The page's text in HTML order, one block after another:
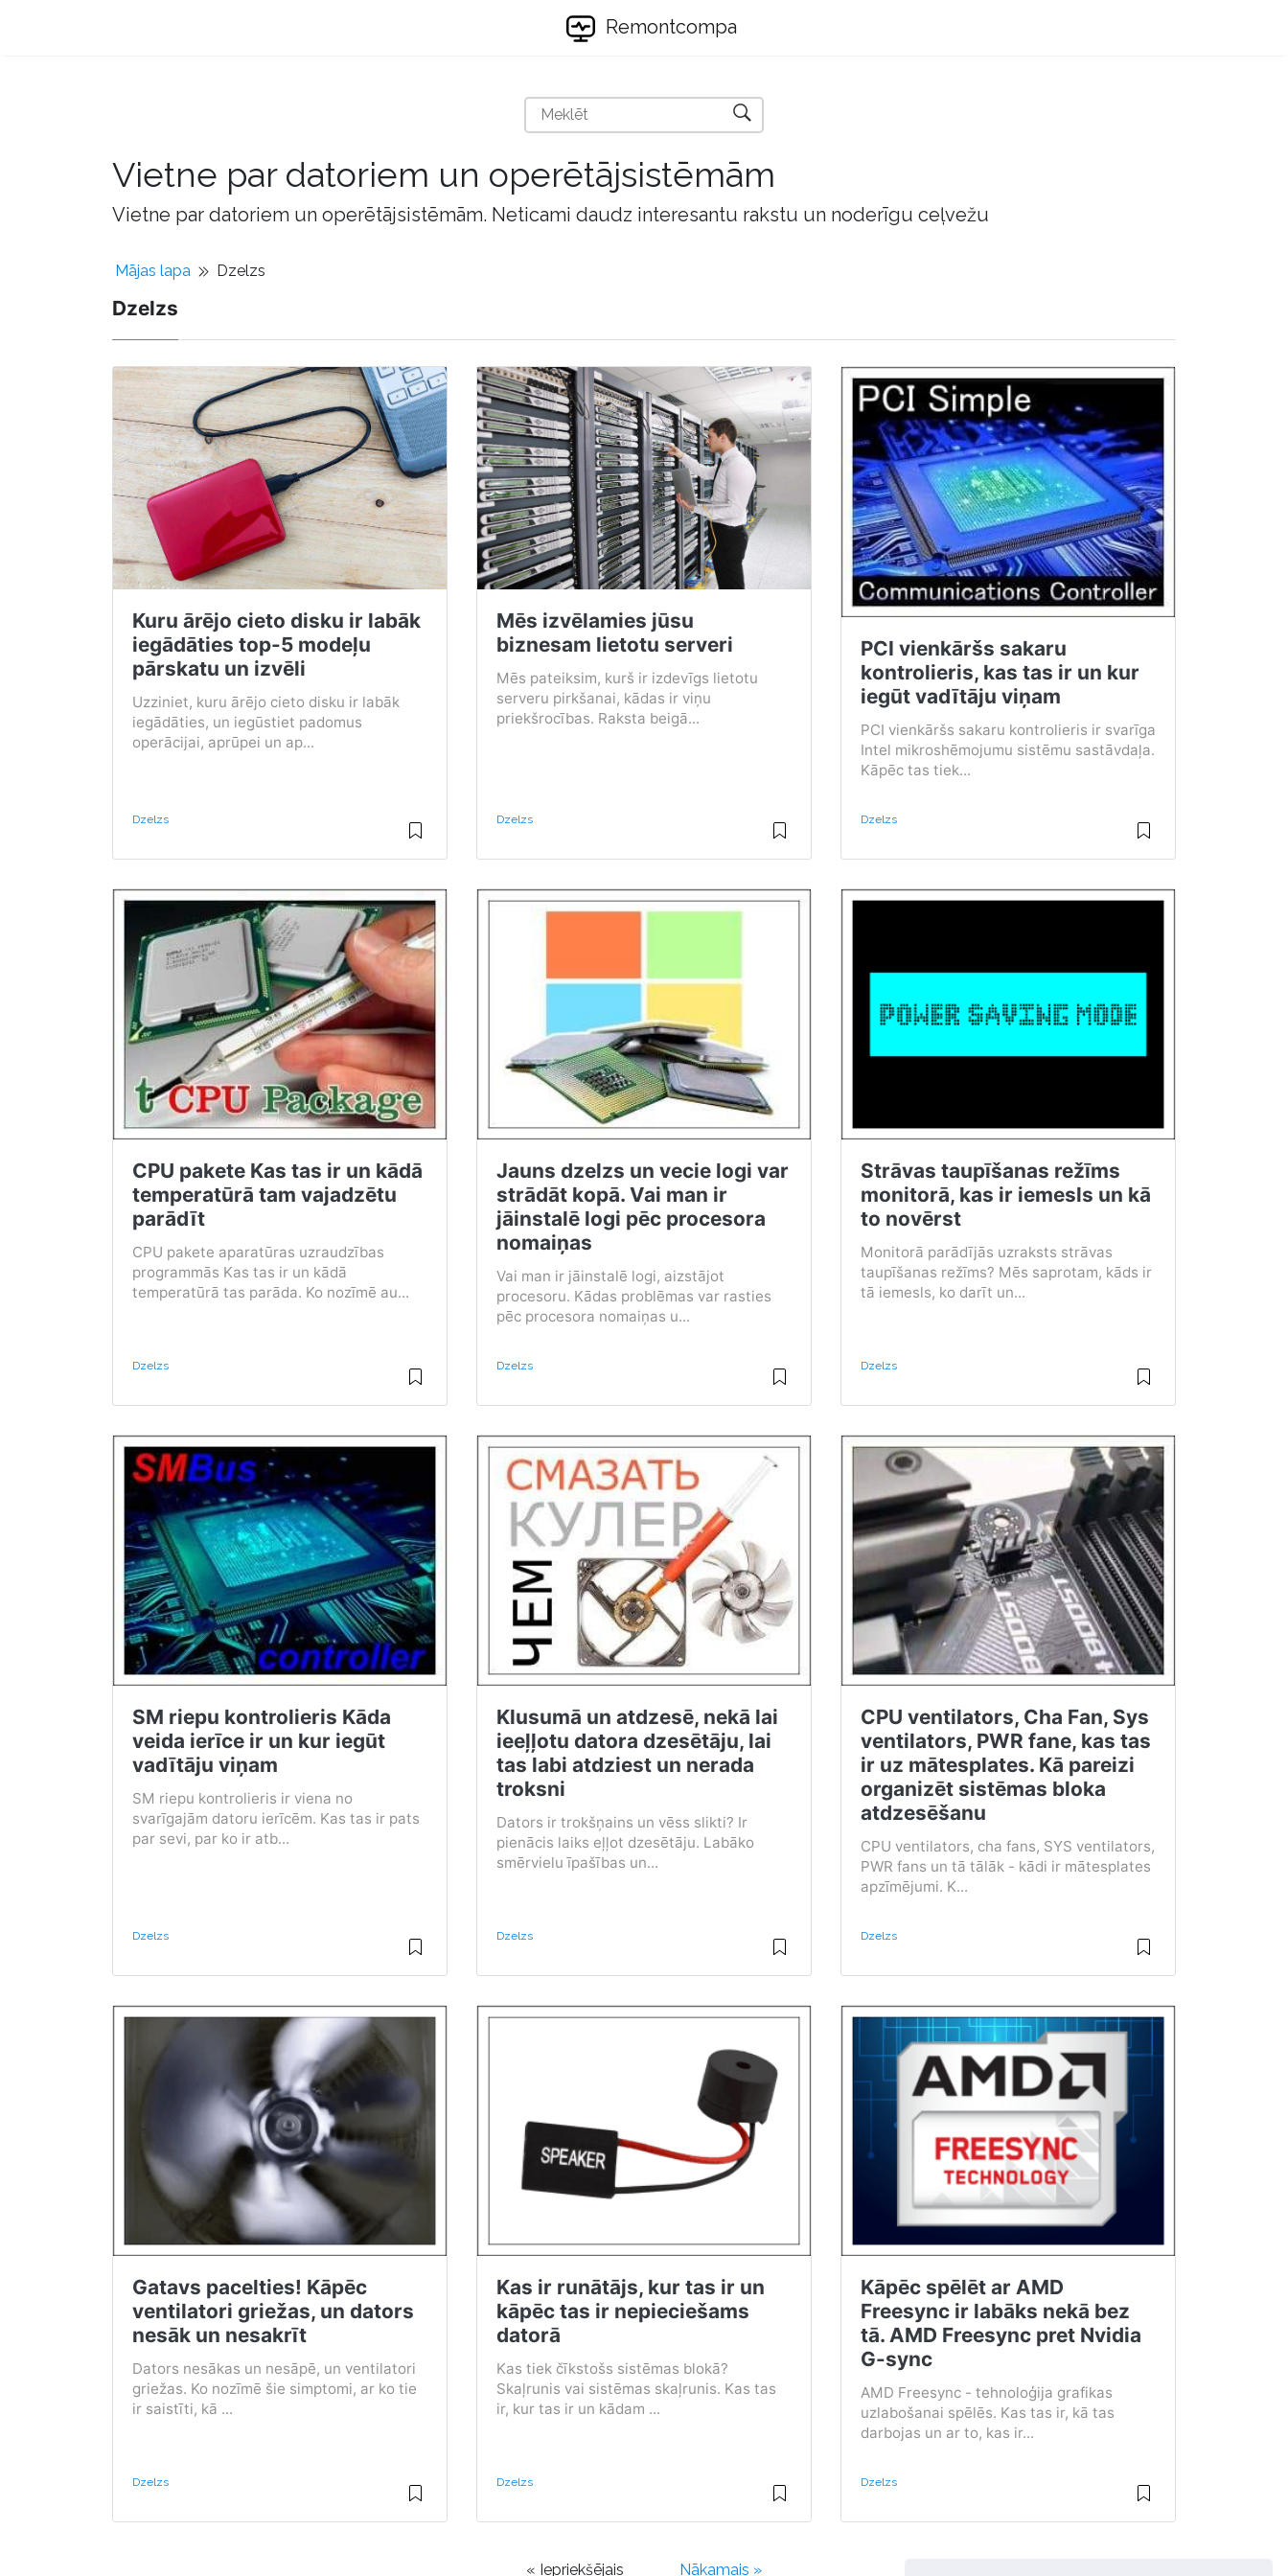
Remontcompa
Vietne par datoriem un operētājsistēmām
Vietne par datoriem un operētājsistēmām. Neticami daudz interesantu rakstu un noderīgu ceļvežu
Mājas lapa Dzelzs
Dzelzs
Kuru ārējo cieto disku ir labāk
iegādāties top-5 modeļu
pārskatu un izvēli
Uzziniet, kuru ārējo cieto disku ir labāk
iegādāties, un iegūstiet padomus
operācijai, aprūpei un ap...
Dzelzs
Mēs izvēlamies jūsu
biznesam lietotu serveri
Mēs pateiksim, kurš ir izdevīgs lietotu
serveru pirkšanai, kādas ir viņu
priekšrocības. Raksta beigā...
Dzelzs
PCI vienkāršs sakaru
kontrolieris, kas tas ir un kur
iegūt vadītāju viņam
PCI vienkāršs sakaru kontrolieris ir svarīga
Intel mikroshēmojumu sistēmu sastāvdaļa.
Kāpēc tas tiek...
Dzelzs
CPU pakete Kas tas ir un kādā
temperatūrā tam vajadzētu
parādīt
CPU pakete aparatūras uzraudzības
programmās Kas tas ir un kādā
temperatūrā tas parāda. Ko nozīmē au...
Dzelzs
Jauns dzelzs un vecie logi var
strādāt kopā. Vai man ir
jāinstalē logi pēc procesora
nomaiņas
Vai man ir jāinstalē logi, aizstājot
procesoru. Kādas problēmas var rasties
pēc procesora nomaiņas u...
Dzelzs
Strāvas taupīšanas režīms
monitorā, kas ir iemesls un kā
to novērst
Monitorā parādījās uzraksts strāvas
taupīšanas režīms? Mēs saprotam, kāds ir
tā iemesls, ko darīt un...
Dzelzs
SM riepu kontrolieris Kāda
veida ierīce ir un kur iegūt
vadītāju viņam
SM riepu kontrolieris ir viena no
svarīgajām datoru ierīcēm. Kas tas ir pats
par sevi, par ko ir atb...
Dzelzs
Klusumā un atdzesē, nekā lai
ieeļļotu datora dzesētāju, lai
tas labi atdziest un nerada
troksni
Dators ir trokšņains un vēss slikti? Ir
pienācis laiks eļļot dzesētāju. Labāko
smērvielu īpašības un...
Dzelzs
CPU ventilators, Cha Fan, Sys
ventilators, PWR fane, kas tas
ir uz mātesplates. Kā pareizi
organizēt sistēmas bloka
atdzesēšanu
CPU ventilators, cha fans, SYS ventilators,
PWR fans un tā tālāk - kādi ir mātesplates
apzīmējumi. K...
Dzelzs
Gatavs pacelties! Kāpēc
ventilatori griežas, un dators
nesāk un nesakrīt
Dators nesākas un nesāpē, un ventilatori
griežas. Ko nozīmē šie simptomi, ar ko tie
ir saistīti, kā ...
Dzelzs
Kas ir runātājs, kur tas ir un
kāpēc tas ir nepieciešams
datorā
Kas tiek čīkstošs sistēmas blokā?
Skaļrunis vai sistēmas skaļrunis. Kas tas
ir, kur tas ir un kādam ...
Dzelzs
Kāpēc spēlēt ar AMD
Freesync ir labāks nekā bez
tā. AMD Freesync pret Nvidia
G-sync
AMD Freesync - tehnoloģija grafikas
uzlabošanai spēlēs. Kas tas ir, kā tas
darbojas un ar to, kas ir...
Dzelzs
« Iepriekšējais Nākamais »